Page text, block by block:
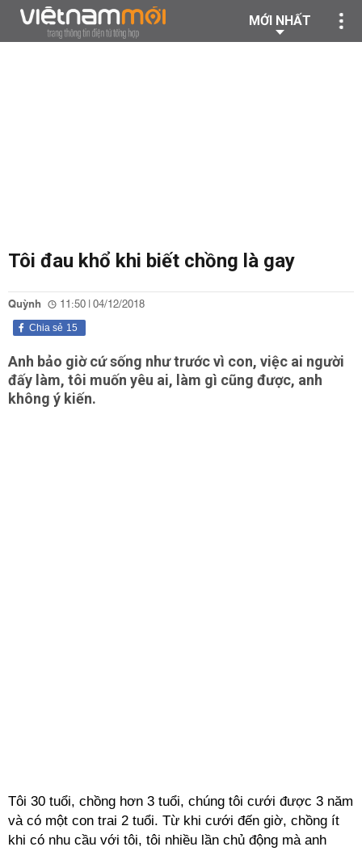
MỚI NHẤT
Tôi đau khổ khi biết chồng là gay
Quỳnh 11:50 | 04/12/2018
15
Chia sẻ
Anh bảo giờ cứ sống như trước vì con, việc ai người
đấy làm, tôi muốn yêu ai, làm gì cũng được, anh
không ý kiến.
Tôi 30 tuổi, chồng hơn 3 tuổi, chúng tôi cưới được 3 năm
và có một con trai 2 tuổi. Từ khi cưới đến giờ, chồng ít
khi có nhu cầu với tôi, tôi nhiều lần chủ động mà anh